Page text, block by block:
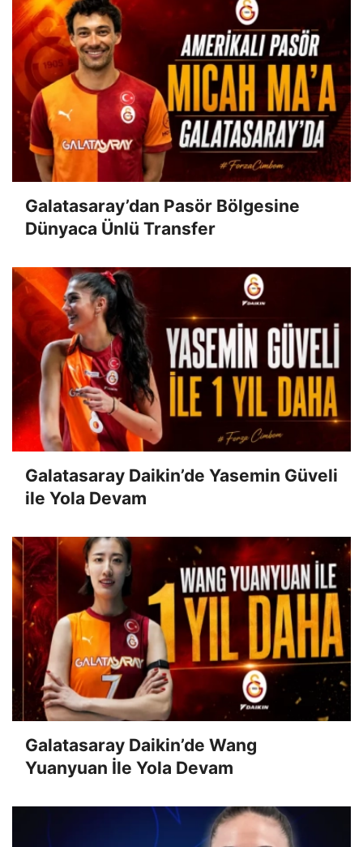
Galatasaray’dan Pasör Bölgesine
Dünyaca Ünlü Transfer
Galatasaray Daikin’de Yasemin Güveli
ile Yola Devam
Galatasaray Daikin’de Wang
Yuanyuan İle Yola Devam